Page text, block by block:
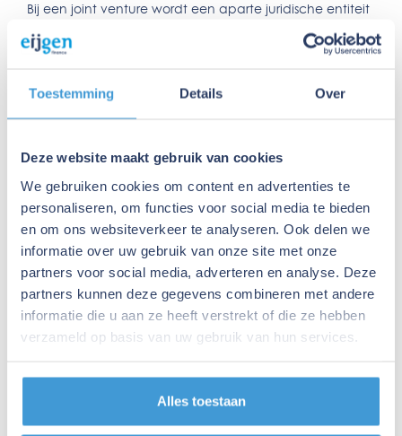
Toestemming Details Over
Deze website maakt gebruik van cookies
We gebruiken cookies om content en advertenties te
personaliseren, om functies voor social media te bieden
en om ons websiteverkeer te analyseren. Ook delen we
informatie over uw gebruik van onze site met onze
partners voor social media, adverteren en analyse. Deze
partners kunnen deze gegevens combineren met andere
informatie die u aan ze heeft verstrekt of die ze hebben
verzameld op basis van uw gebruik van hun services.
Alles toestaan
Bij een joint venture wordt een aparte juridische entiteit
opgericht waarin de samenwerkende partijen
gezamenlijk eigenaar zijn.
Bij een joint operation behouden de partijen hun
individuele eigendomsrechten en werken ze samen
Besluitvorming:
In een joint venture worden besluiten doorgaans
genomen op basis van de afspraken in de statuten van
de nieuwe entiteit.
In een joint operation beslissen de partijen afzonderlijk
over hun eigen bijdrage en aandeel in de
samenwerking.
Bij een joint venture zijn de risico’s beperkt tot de